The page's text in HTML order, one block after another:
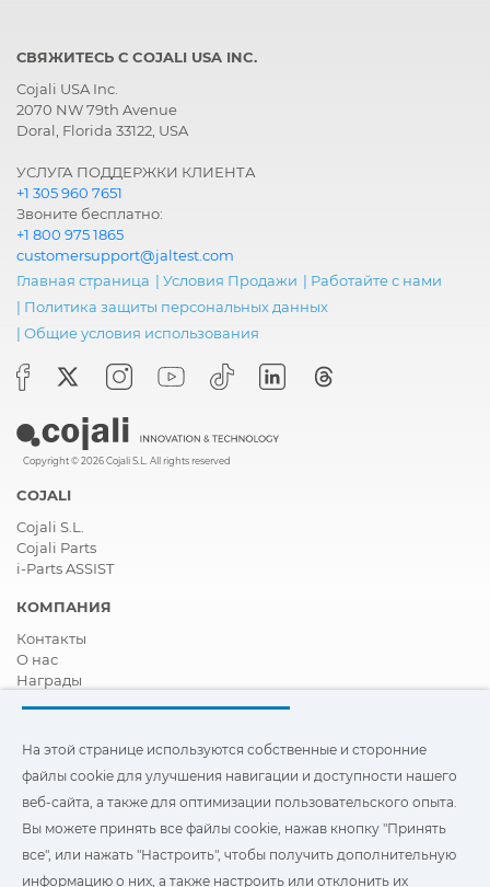
СВЯЖИТЕСЬ С COJALI USA INC.
Cojali USA Inc.
2070 NW 79th Avenue
Doral, Florida 33122, USA
УСЛУГА ПОДДЕРЖКИ КЛИЕНТА
+1 305 960 7651
Звоните бесплатно:
+1 800 975 1865
customersupport@jaltest.com
Главная страница | Условия Продажи | Работайте с нами
| Политика защиты персональных данных
| Общие условия использования
Copyright © 2026 Cojali S.L. All rights reserved
COJALI
Cojali S.L.
Cojali Parts
i-Parts ASSIST
КОМПАНИЯ
Контакты
О нас
Награды
Стать дистрибьютором
Видео
FAQ - ЧАСТО ЗАДАВАЕМЫЕ ВОПРОСЫ
Чтобы улучшить навигацию и доступ, а также
оптимизировать взаимодействие с пользователем, на этом
На этой странице используются собственные и сторонние
файлы cookie для улучшения навигации и доступности нашего
веб-сайта, а также для оптимизации пользовательского опыта.
Вы можете принять все файлы cookie, нажав кнопку "Принять
все", или нажать "Настроить", чтобы получить дополнительную
информацию о них, а также настроить или отклонить их